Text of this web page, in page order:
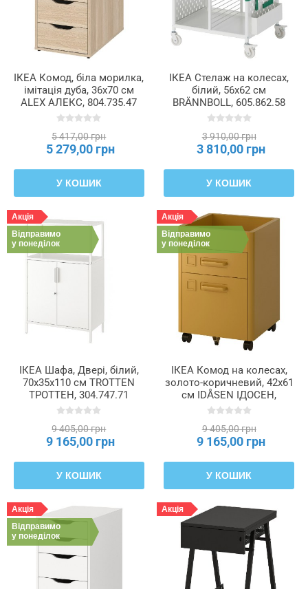
Тип
напрямної
Тип
ніжок
Тип
окантовки
Тип
плівки
Товщина
боковини
кільця
Товщина
нижнього
кільця
Товщина
фасаду
з
плити
Ширина
Ширина
(внутрішня)
ІКЕА Комод, біла морилка,
імітація дуба, 36x70 см
ALEX АЛЕКС, 804.735.47
5 417,00 грн
5 279,00 грн
У КОШИК
ІКЕА Стелаж на колесах,
білий, 56x62 см
BRÄNNBOLL, 605.862.58
3 910,00 грн
3 810,00 грн
У КОШИК
Акція
Відправимо
у понеділок
ІКЕА Шафа, Двері, білий,
70x35x110 см TROTTEN
ТРОТТЕН, 304.747.71
9 405,00 грн
9 165,00 грн
У КОШИК
Акція
Відправимо
у понеділок
ІКЕА Комод на колесах,
золото-коричневий, 42x61
см IDÅSEN ІДОСЕН,
503.979.13
9 405,00 грн
9 165,00 грн
У КОШИК
Акція
Відправимо
у понеділок
Акція